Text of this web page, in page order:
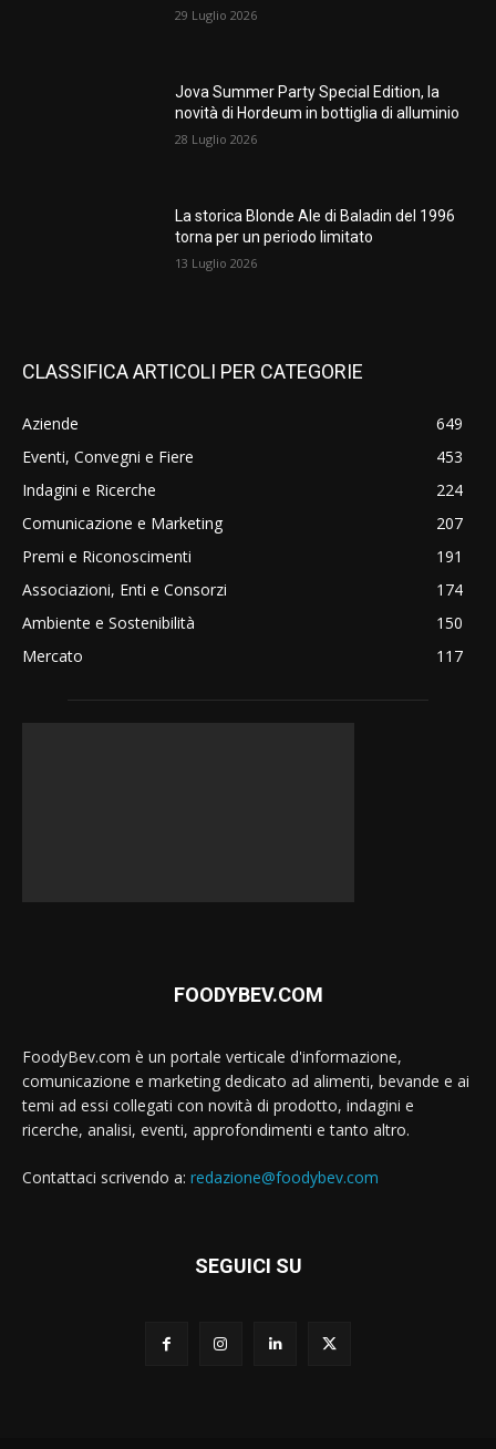
29 Luglio 2026
Jova Summer Party Special Edition, la
novità di Hordeum in bottiglia di alluminio
28 Luglio 2026
La storica Blonde Ale di Baladin del 1996
torna per un periodo limitato
13 Luglio 2026
CLASSIFICA ARTICOLI PER CATEGORIE
Aziende
649
Eventi, Convegni e Fiere
453
Indagini e Ricerche
224
Comunicazione e Marketing
207
Premi e Riconoscimenti
191
Associazioni, Enti e Consorzi
174
Ambiente e Sostenibilità
150
Mercato
117
FOODYBEV.COM
FoodyBev.com è un portale verticale d'informazione,
comunicazione e marketing dedicato ad alimenti, bevande e ai
temi ad essi collegati con novità di prodotto, indagini e
ricerche, analisi, eventi, approfondimenti e tanto altro.
Contattaci scrivendo a: redazione@foodybev.com
SEGUICI SU